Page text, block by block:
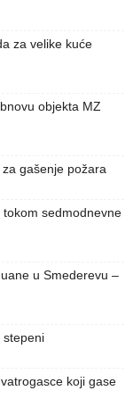
za velike kuće
objekta MZ
gašenje požara
sedmodnevne
u Smederevu –
stepeni
koji gase